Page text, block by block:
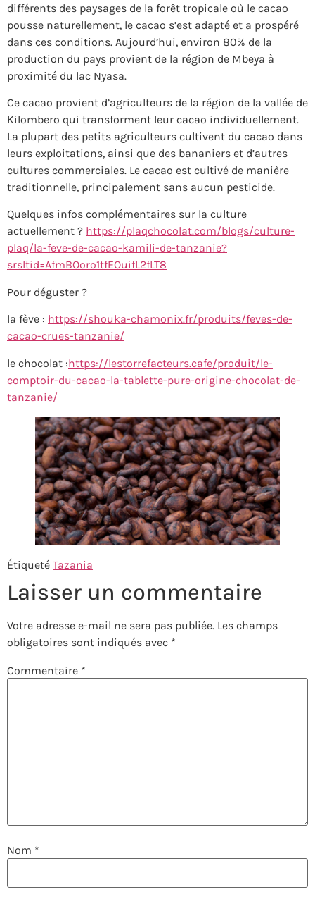
différents des paysages de la forêt tropicale où le cacao
pousse naturellement, le cacao s’est adapté et a prospéré
dans ces conditions. Aujourd’hui, environ 80% de la
production du pays provient de la région de Mbeya à
proximité du lac Nyasa.
Ce cacao provient d’agriculteurs de la région de la vallée de
Kilombero qui transforment leur cacao individuellement.
La plupart des petits agriculteurs cultivent du cacao dans
leurs exploitations, ainsi que des bananiers et d’autres
cultures commerciales. Le cacao est cultivé de manière
traditionnelle, principalement sans aucun pesticide.
Quelques infos complémentaires sur la culture
actuellement ? https://plaqchocolat.com/blogs/culture-
plaq/la-feve-de-cacao-kamili-de-tanzanie?
srsltid=AfmBOoro1tfEOuifL2fLT8
Pour déguster ?
la fève : https://shouka-chamonix.fr/produits/feves-de-
cacao-crues-tanzanie/
le chocolat :https://lestorrefacteurs.cafe/produit/le-
comptoir-du-cacao-la-tablette-pure-origine-chocolat-de-
tanzanie/
Étiqueté Tazania
Laisser un commentaire
Votre adresse e-mail ne sera pas publiée. Les champs
obligatoires sont indiqués avec *
Commentaire *
Nom *